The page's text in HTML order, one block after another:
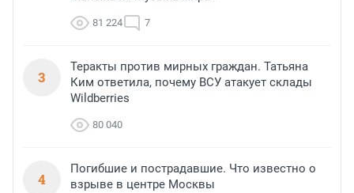
81 224 7
3
Теракты против мирных граждан. Татьяна
Ким ответила, почему ВСУ атакует склады
Wildberries
80 040
4
Погибшие и пострадавшие. Что известно о
взрыве в центре Москвы